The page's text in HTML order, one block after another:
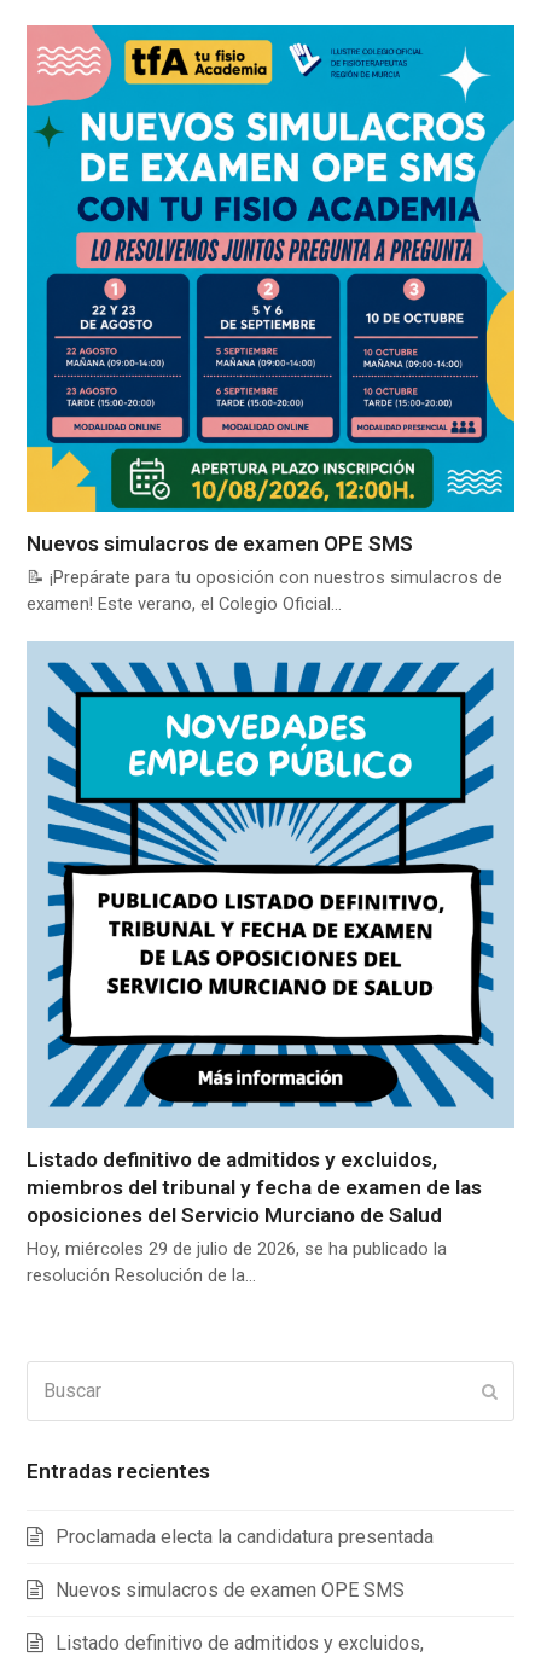
Nuevos simulacros de examen OPE SMS
📝 ¡Prepárate para tu oposición con nuestros simulacros de
examen! Este verano, el Colegio Oficial…
Listado definitivo de admitidos y excluidos,
miembros del tribunal y fecha de examen de las
oposiciones del Servicio Murciano de Salud
Hoy, miércoles 29 de julio de 2026, se ha publicado la
resolución Resolución de la…
Entradas recientes
Proclamada electa la candidatura presentada
Nuevos simulacros de examen OPE SMS
Listado definitivo de admitidos y excluidos,